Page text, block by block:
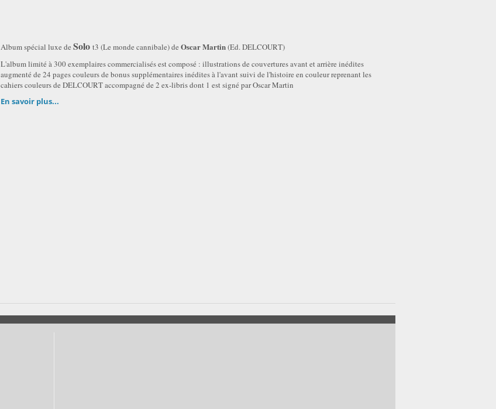
Album spécial luxe de Solo t3 (Le monde cannibale) de Oscar Martin(Ed. DELCOURT)
L'album limité à 300 exemplaires commercialisés est composé : illustrations de couvertures avant et arrière inédites
augmenté de 24 pages couleurs de bonus supplémentaires inédites à l'avant suivi de l'histoire en couleur reprenant les
cahiers couleurs de DELCOURT accompagné de 2 ex-libris dont 1 est signé par Oscar Martin
En savoir plus...